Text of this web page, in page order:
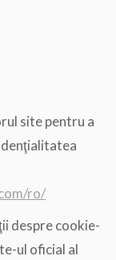
site pentru a
ro/
despre cookie-
ul oficial al